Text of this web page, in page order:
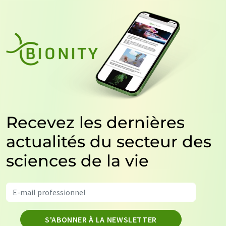
Recevez les dernières
actualités du secteur des
sciences de la vie
S'ABONNER À LA NEWSLETTER